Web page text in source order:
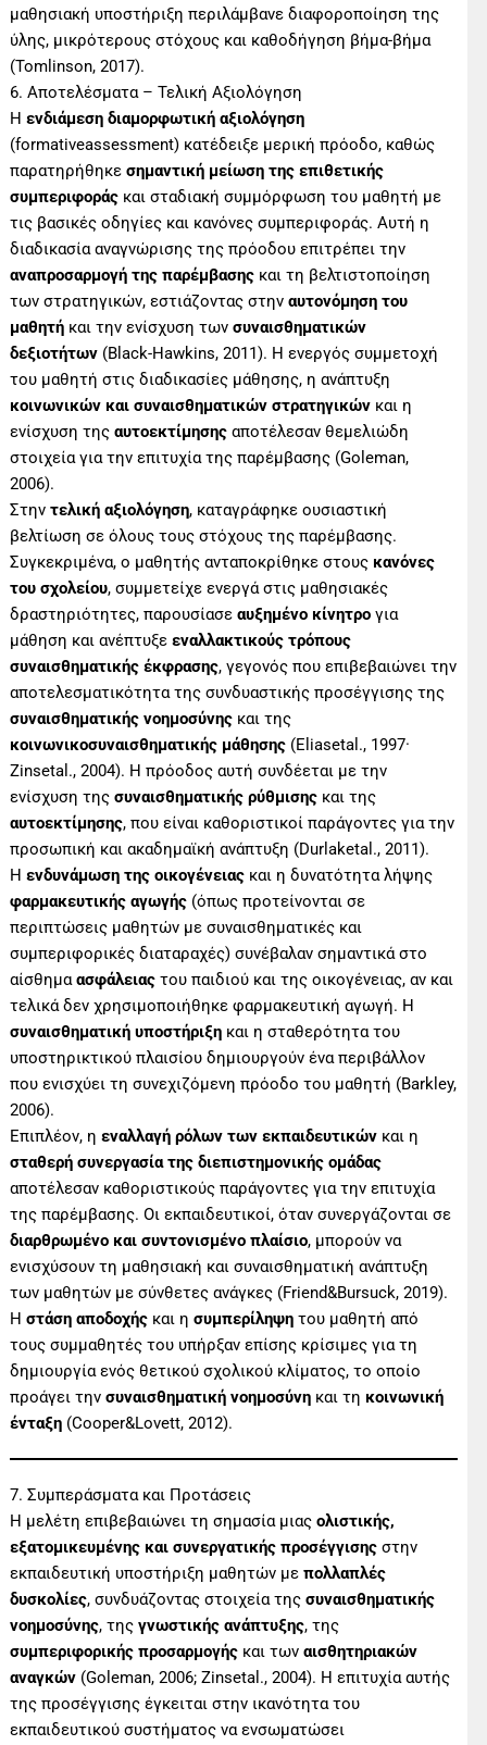
μαθησιακή υποστήριξη περιλάμβανε διαφοροποίηση της
ύλης, μικρότερους στόχους και καθοδήγηση βήμα-βήμα
(Tomlinson, 2017).
6. Αποτελέσματα – Τελική Αξιολόγηση
Ηενδιάμεση διαμορφωτική αξιολόγηση
(formativeassessment) κατέδειξε μερική πρόοδο, καθώς
παρατηρήθηκεσημαντική μείωση της επιθετικής
συμπεριφοράς και σταδιακή συμμόρφωση του μαθητή με
τις βασικές οδηγίες και κανόνες συμπεριφοράς. Αυτή η
διαδικασία αναγνώρισης της πρόοδου επιτρέπει την
αναπροσαρμογή της παρέμβασης και τη βελτιστοποίηση
των στρατηγικών, εστιάζοντας στηναυτονόμηση του
μαθητή και την ενίσχυση τωνσυναισθηματικών
δεξιοτήτων (Black-Hawkins, 2011). Η ενεργός συμμετοχή
του μαθητή στις διαδικασίες μάθησης, η ανάπτυξη
κοινωνικών και συναισθηματικών στρατηγικών και η
ενίσχυση τηςαυτοεκτίμησης αποτέλεσαν θεμελιώδη
στοιχεία για την επιτυχία της παρέμβασης (Goleman,
2006).
Στηντελική αξιολόγηση, καταγράφηκε ουσιαστική
βελτίωση σε όλους τους στόχους της παρέμβασης.
Συγκεκριμένα, ο μαθητής ανταποκρίθηκε στους κανόνες
του σχολείου, συμμετείχε ενεργά στις μαθησιακές
δραστηριότητες, παρουσίασεαυξημένο κίνητρο για
μάθηση και ανέπτυξεεναλλακτικούς τρόπους
συναισθηματικής έκφρασης, γεγονός που επιβεβαιώνει την
αποτελεσματικότητα της συνδυαστικής προσέγγισης της
συναισθηματικής νοημοσύνης και της
κοινωνικοσυναισθηματικής μάθησης (Eliasetal., 1997·
Zinsetal., 2004). Η πρόοδος αυτή συνδέεται με την
ενίσχυση τηςσυναισθηματικής ρύθμισης και της
αυτοεκτίμησης, που είναι καθοριστικοί παράγοντες για την
προσωπική και ακαδημαϊκή ανάπτυξη (Durlaketal., 2011).
Ηενδυνάμωση της οικογένειας και η δυνατότητα λήψης
φαρμακευτικής αγωγής (όπως προτείνονται σε
περιπτώσεις μαθητών με συναισθηματικές και
συμπεριφορικές διαταραχές) συνέβαλαν σημαντικά στο
αίσθημαασφάλειας του παιδιού και της οικογένειας, αν και
τελικά δεν χρησιμοποιήθηκε φαρμακευτική αγωγή. Η
συναισθηματική υποστήριξη και η σταθερότητα του
υποστηρικτικού πλαισίου δημιουργούν ένα περιβάλλον
που ενισχύει τη συνεχιζόμενη πρόοδο του μαθητή (Barkley,
2006).
Επιπλέον, ηεναλλαγή ρόλων των εκπαιδευτικών και η
σταθερή συνεργασία της διεπιστημονικής ομάδας
αποτέλεσαν καθοριστικούς παράγοντες για την επιτυχία
της παρέμβασης. Οι εκπαιδευτικοί, όταν συνεργάζονται σε
διαρθρωμένο και συντονισμένο πλαίσιο, μπορούν να
ενισχύσουν τη μαθησιακή και συναισθηματική ανάπτυξη
των μαθητών με σύνθετες ανάγκες (Friend&Bursuck, 2019).
Ηστάση αποδοχής και ησυμπερίληψη του μαθητή από
τους συμμαθητές του υπήρξαν επίσης κρίσιμες για τη
δημιουργία ενός θετικού σχολικού κλίματος, το οποίο
προάγει τηνσυναισθηματική νοημοσύνη και τη κοινωνική
ένταξη (Cooper&Lovett, 2012).
7. Συμπεράσματα και Προτάσεις
Η μελέτη επιβεβαιώνει τη σημασία μιαςολιστικής,
εξατομικευμένης και συνεργατικής προσέγγισης στην
εκπαιδευτική υποστήριξη μαθητών μεπολλαπλές
δυσκολίες, συνδυάζοντας στοιχεία τηςσυναισθηματικής
νοημοσύνης, τηςγνωστικής ανάπτυξης, της
συμπεριφορικής προσαρμογής και τωναισθητηριακών
αναγκών (Goleman, 2006; Zinsetal., 2004). Η επιτυχία αυτής
της προσέγγισης έγκειται στην ικανότητα του
εκπαιδευτικού συστήματος να ενσωματώσει